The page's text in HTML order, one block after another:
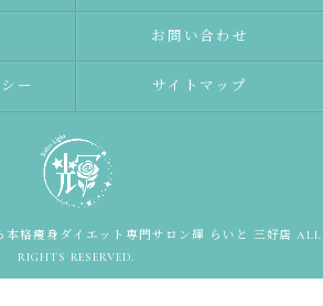
お問い合わせ
ー サイトマップ
本格痩身ダイエット専門サロン輝 らいと 三好店 ALL
RIGHTS RESERVED.